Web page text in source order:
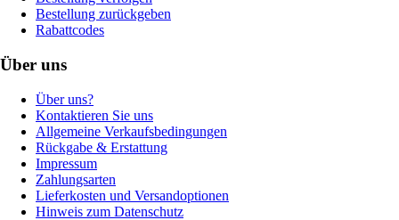
Bestellung zurückgeben
Rabattcodes
Über uns
Über uns?
Kontaktieren Sie uns
Allgemeine Verkaufsbedingungen
Rückgabe & Erstattung
Impressum
Zahlungsarten
Lieferkosten und Versandoptionen
Hinweis zum Datenschutz